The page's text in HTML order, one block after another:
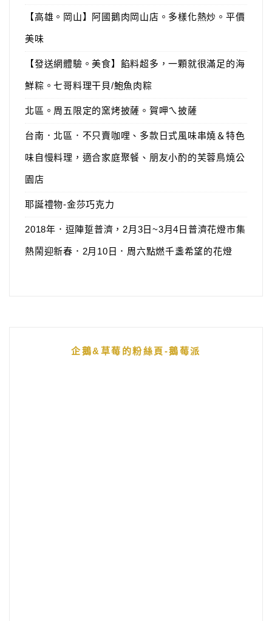
【高雄。岡山】阿國鵝肉岡山店。多樣化熱炒。平價
美味
【發送網體驗。美食】餡料超多，一顆就很滿足的海
鮮粽。七哥料理干貝/鮑魚肉粽
北區。周五限定的窯烤披薩。賀呷ㄟ披薩
台南．北區．不只賣咖哩、多款日式風味串燒＆特色
味自慢料理，適合家庭聚餐、朋友小酌的芙蓉鳥燒公
園店
耶誕禮物-金莎巧克力
2018年．逗陣踅普濟，2月3日~3月4日普濟花燈市集
熱鬧迎新春．2月10日．周六點燃千盞希望的花燈
企鵝&草莓的粉絲頁-鵝莓派